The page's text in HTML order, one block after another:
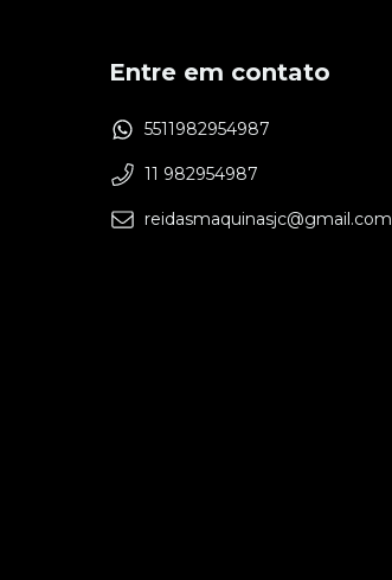
Entre em contato
5511982954987
11 982954987
reidasmaquinasjc@gmail.com